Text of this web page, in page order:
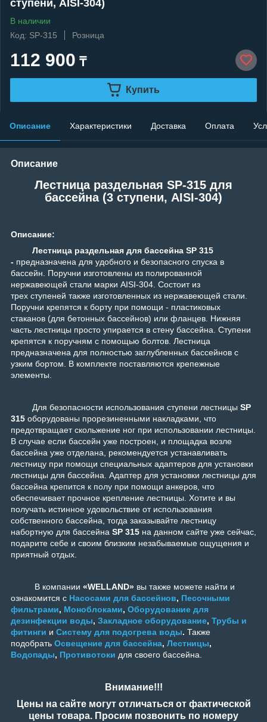
ступени, AISI-304)
В наличии
Код: SP-315
Розница
112 900 ₸
Купить
Описание Характеристики Доставка Оплата
Описание
Лестница раздельная SP-315 для
бассейна (3 ступени, AISI-304)
Описание:
Лестница раздельная для бассейна SP 315
- предназначена для удобного и безопасного спуска в
бассейн. Поручни изготовлены из полированной
нержавеющей стали марки AISI-304. Состоит из
трех ступеней также изготовленных из нержавеющей стали.
Поручни крепятся к борту при помощи - пластиковых
стаканов (для бетонных бассейнов) или фланцев. Нижняя
часть лестницы просто упирается в стену бассейна. Ступени
крепятся к поручням с помощью болтов. Лестница
предназначена для полностью заглубленных бассейнов с
узким бортом. В комплекте поставляются крепежные
элементы.
Для безопасности использования ступени лестницы SP
315 оборудованы прорезиненными накладками, что
предотвращает скольжение ног при использовании лестницы.
В случае если бассейн уже построен, и площадка возле
бассейна уже отделана, рекомендуется устанавливать
лестницу при помощи специальных адаптеров для установки
лестницы для бассейна. Адаптер для установки лестницы для
бассейна крепится к полу при помощи анкеров, что
обеспечивает прочное крепление лестницы. Хотите и вы
получать истинное удовольствие от использования
собственного бассейна, тогда заказывайте лестницу
набортную для бассейна SP 315 на данном сайте уже сейчас,
подарите себе и своим близким незабываемые ощущения и
приятный отдых.
В компании «WELLAND» вы также можете найти и
ознакомится с Насосами для бассейнов, Песочными
фильтрами, Моноблоками, Оборудование для
дезинфекции воды, Закладное оборудование, Трубы и
фитинги и Систему для подогрева воды. Также
подобрать Освещение для бассейна, Лестницы,
Водопады, Противотоки для своего бассейна.
Внимание!!!
Цены на сайте могут отличаться от фактической
цены товара. Просим позвонить по номеру